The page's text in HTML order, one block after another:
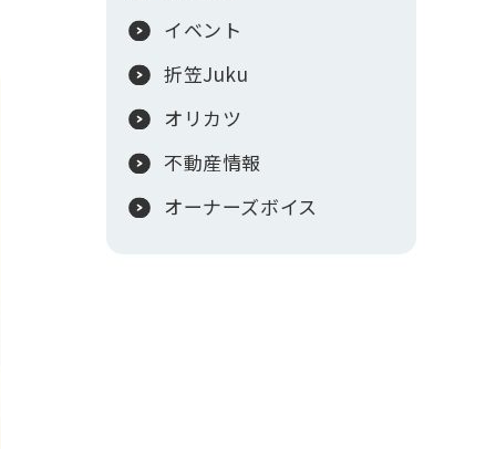
イベント
折笠Juku
オリカツ
不動産情報
オーナーズボイス